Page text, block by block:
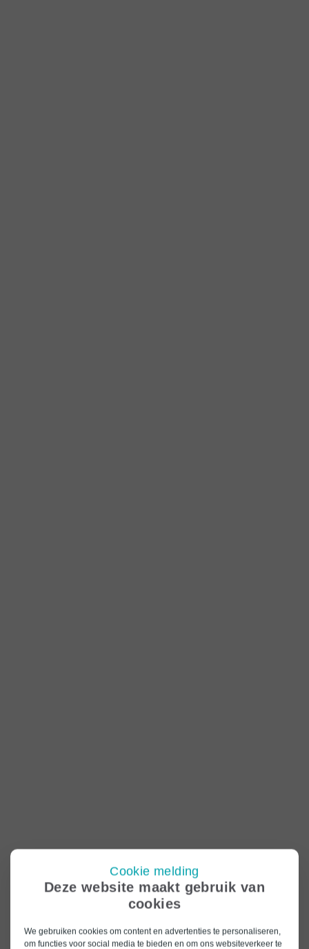
Cookie melding
Deze website maakt gebruik van
cookies
We gebruiken cookies om content en advertenties te personaliseren,
om functies voor social media te bieden en om ons websiteverkeer te